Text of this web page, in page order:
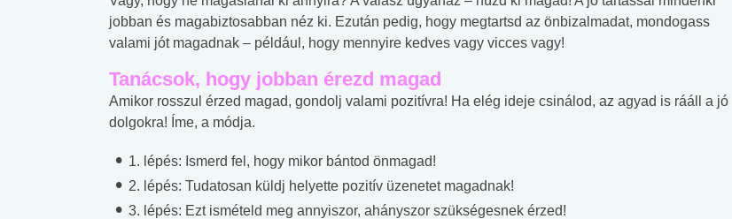
jobban és magabiztosabban néz ki. Ezután pedig, hogy megtartsd az önbizalmadat, mondogass
valami jót magadnak – például, hogy mennyire kedves vagy vicces vagy!
Tanácsok, hogy jobban érezd magad
Amikor rosszul érzed magad, gondolj valami pozitívra! Ha elég ideje csinálod, az agyad is rááll a jó
dolgokra! Íme, a módja.
1. lépés: Ismerd fel, hogy mikor bántod önmagad!
2. lépés: Tudatosan küldj helyette pozitív üzenetet magadnak!
3. lépés: Ezt ismételd meg annyiszor, ahányszor szükségesnek érzed!
#Zöldövezet #Betegségek #Suli, munka